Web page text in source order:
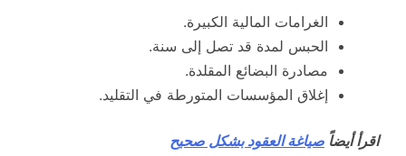
الغرامات المالية الكبيرة.
الحبس لمدة قد تصل إلى سنة.
مصادرة البضائع المقلدة.
إغلاق المؤسسات المتورطة في التقليد.
اقرأ أيضاً صياغة العقود بشكل صحيح